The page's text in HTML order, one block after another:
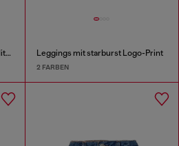
Baumwoll-T-Shirt mit Logo in Glitzeroptik Leggings mit starburst Logo-Print
2 FARBEN